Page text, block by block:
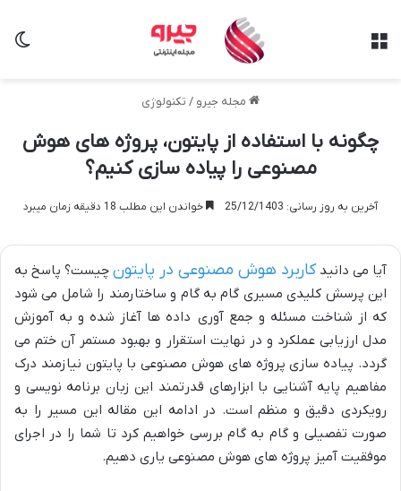
مجله جیرو / تکنولوژی
چگونه با استفاده از پایتون، پروژه های هوش
مصنوعی را پیاده سازی کنیم؟
آخرین به روز رسانی: 25/12/1403 خواندن این مطلب 18 دقیقه زمان میبرد
آیا می دانیدکاربرد هوش مصنوعی در پایتون چیست؟ پاسخ به
این پرسش کلیدی مسیری گام به گام و ساختارمند را شامل می شود
که از شناخت مسئله و جمع آوری داده ها آغاز شده و به آموزش
مدل ارزیابی عملکرد و در نهایت استقرار و بهبود مستمر آن ختم می
گردد. پیاده سازی پروژه های هوش مصنوعی با پایتون نیازمند درک
مفاهیم پایه آشنایی با ابزارهای قدرتمند این زبان برنامه نویسی و
رویکردی دقیق و منظم است. در ادامه این مقاله این مسیر را به
صورت تفصیلی و گام به گام بررسی خواهیم کرد تا شما را در اجرای
موفقیت آمیز پروژه های هوش مصنوعی یاری دهیم.